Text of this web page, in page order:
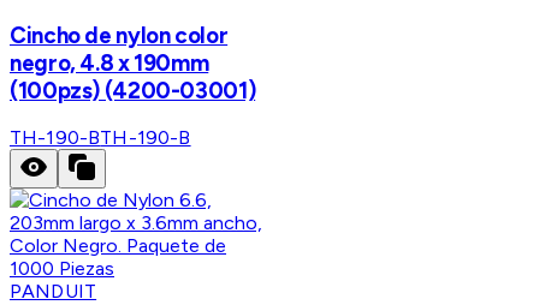
Cincho de nylon color
negro, 4.8 x 190mm
(100pzs) (4200-03001)
TH-190-BTH-190-B
PANDUIT